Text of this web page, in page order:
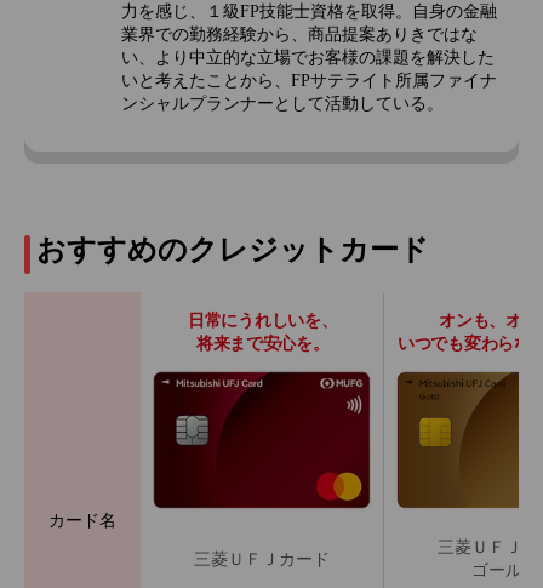
力を感じ、１級FP技能士資格を取得。自身の金融
業界での勤務経験から、商品提案ありきではな
い、より中立的な立場でお客様の課題を解決した
いと考えたことから、FPサテライト所属ファイナ
ンシャルプランナーとして活動している。
おすすめのクレジットカード
カード名
日常にうれしいを、
将来まで安心を。
オンも、オフ
いつでも変わらな
三菱ＵＦＪカード
三菱ＵＦＪカ
ゴールド